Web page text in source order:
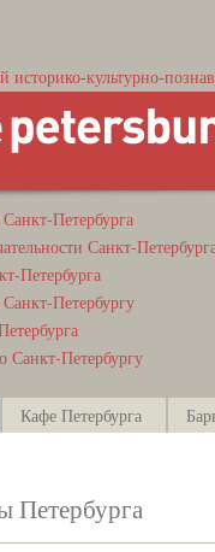
историко-культурно-
Петербурга
Санкт-
Петербурга
Петербургу
Санкт-Петербургу
Кафе Петербурга
Петербурга